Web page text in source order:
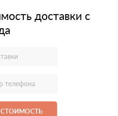
доставки с
СТОИМОСТЬ